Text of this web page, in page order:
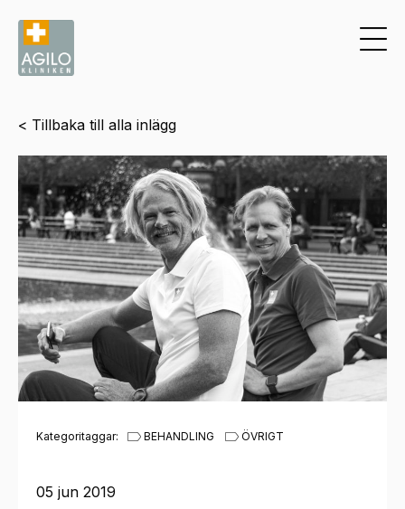
< Tillbaka till alla inlägg
Kategoritaggar: BEHANDLING ÖVRIGT
05 jun 2019